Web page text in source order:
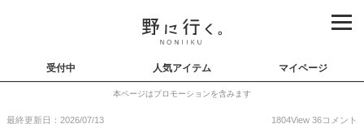
受付中 人気アイテム マイページ
本ページはプロモーションを含みます
最終更新日：2026/07/13 1804View 36コメント